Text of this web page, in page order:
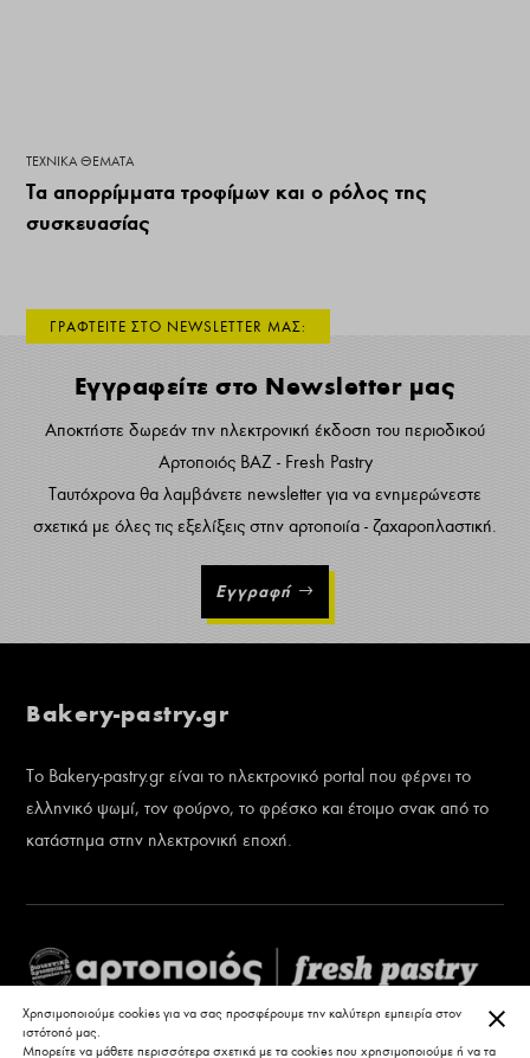
ΤΕΧΝΙΚΆ ΘΈΜΑΤΑ
Τα απορρίμματα τροφίμων και ο ρόλος της
συσκευασίας
ΓΡΑΦΤΕΙΤΕ ΣΤΟ NEWSLETTER ΜΑΣ:
Εγγραφείτε στο Newsletter μας
Αποκτήστε δωρεάν την ηλεκτρονική έκδοση του περιοδικού
Αρτοποιός ΒΑΖ - Fresh Pastry
Ταυτόχρονα θα λαμβάνετε newsletter για να ενημερώνεστε
σχετικά με όλες τις εξελίξεις στην αρτοποιία - ζαχαροπλαστική.
Εγγραφή
Bakery-pastry.gr
Το Bakery-pastry.gr είναι το ηλεκτρονικό portal που φέρνει το
ελληνικό ψωμί, τον φούρνο, το φρέσκο και έτοιμο σνακ από το
κατάστημα στην ηλεκτρονική εποχή.
Χρησιμοποιούμε cookies για να σας προσφέρουμε την καλύτερη εμπειρία στον
ιστότοπό μας.
Μπορείτε να μάθετε περισσότερα σχετικά με τα cookies που χρησιμοποιούμε ή να τα